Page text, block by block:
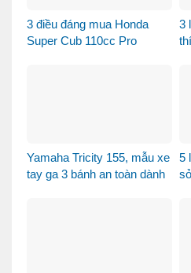
3 điều đáng mua Honda
Super Cub 110cc Pro
3
Yamaha Tricity 155, mẫu xe
tay ga 3 bánh an toàn dành
5